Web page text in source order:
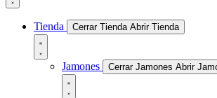
Tienda Cerrar Tienda Abrir Tienda
Jamones Cerrar Jamones Abrir